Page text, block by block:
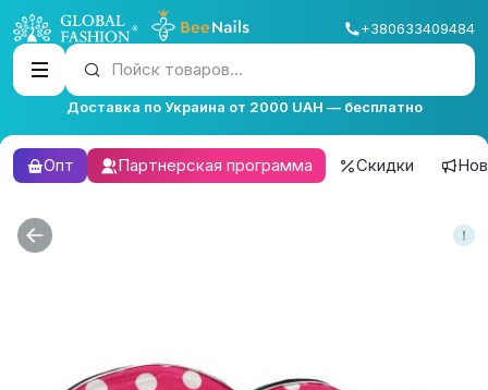
+380633409484
Пойск товаров...
Доставка по Украина от 2000 UAH — бесплатно
Опт Партнерская программа Скидки